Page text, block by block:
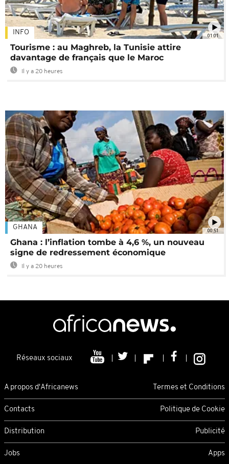
01:01
INFO
Tourisme : au Maghreb, la Tunisie attire
davantage de français que le Maroc
Il y a 20 heures
00:51
GHANA
Ghana : l’inflation tombe à 4,6 %, un nouveau
signe de redressement économique
Il y a 20 heures
Réseaux sociaux
A propos d'Africanews Termes et Conditions
Contacts Politique de Cookie
Distribution Publicité
Jobs Apps